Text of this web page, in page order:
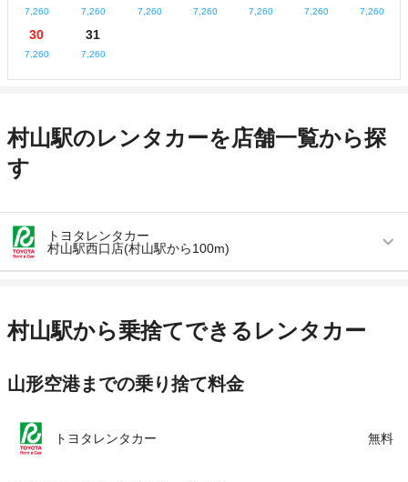
7,260 7,260 7,260 7,260 7,260 7,260 7,260
30
7,260
31
7,260
村山駅のレンタカーを店舗一覧から探
す
トヨタレンタカー
村山駅西口店(村山駅から100m)
アクセス 村山駅より徒歩で約1分（送迎なし）
店舗詳細 店舗詳細ページはこちら
村山駅から乗捨てできるレンタカー
山形空港までの乗り捨て料金
トヨタレンタカー 無料